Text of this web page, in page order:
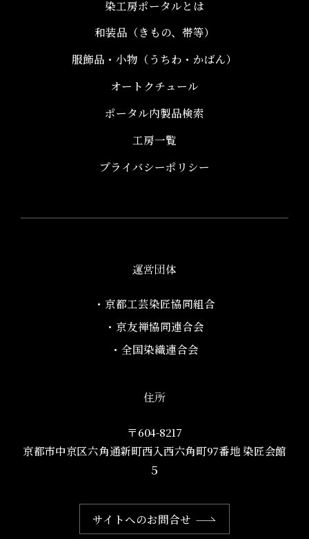
染工房ポータルとは
和装品（きもの、帯等）​
服飾品・小物​（うちわ・かばん）
オートクチュール
ポータル内製品検索
工房一覧
プライバシーポリシー
運営団体
・京都工芸染匠協同組合​
・京友禅協同連合会
・全国染織連合会
住所
〒604-8217
京都市中京区六角通新町西入西六角町97番地​ 染匠会館
５
サイトへのお問合せ